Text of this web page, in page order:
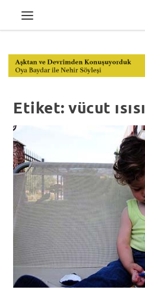
Etiket:vücut ısısı